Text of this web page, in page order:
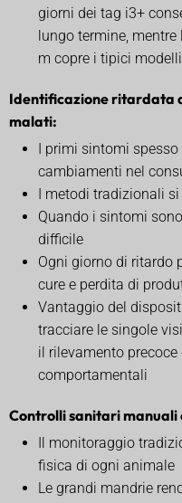
giorni dei tag i3+
lungo termine,
m copre i tipici
Identificazione ritardata
malati:
I primi sintomi
cambiamenti nel
I metodi tradizionali
Quando i sintomi
difficile
Ogni giorno di ritardo
cure e perdita di
Vantaggio del
tracciare le singole
il rilevamento
comportamentali
Controlli sanitari manuali
Il monitoraggio
fisica di ogni animale
Le grandi mandrie